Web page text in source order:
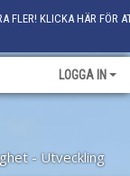
FLER! KLICKA HÄR FÖR
LOGGA IN
- Utveckling